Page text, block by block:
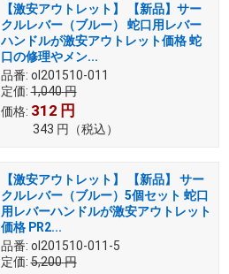
【激安アウトレット】 【新品】サー
クルレバー（ブルー） 蛇口用レバー
ハンドルが激安アウトレット価格 蛇
口の修理やメン...
品番: ol201510-011
定価: 1,040円
価格: 312 円
343 円 （税込）
【激安アウトレット】 【新品】 サー
クルレバー（ブルー）5個セット 蛇口
用レバーハンドルが激安アウトレット
価格 PR2...
品番: ol201510-011-5
定価: 5,200円